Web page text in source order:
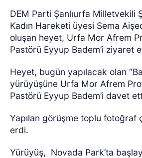
DEM Parti Şanlıurfa Milletvekili
Kadın Hareketi üyesi Sema
oluşan heyet, Urfa Mor Afrem
Pastörü Eyyup Badem’i ziyaret
Heyet, bugün yapılacak olan
yürüyüşüne Urfa Mor Afrem
Pastörü Eyyup Badem’i davet
Yapılan görüşme toplu fotoğraf
erdi.
Yürüyüş, Novada Park’ta